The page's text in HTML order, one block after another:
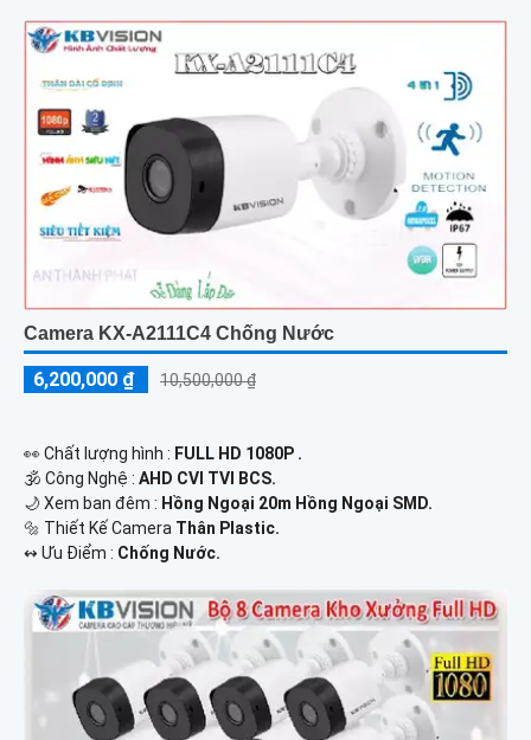
Camera KX-A2111C4 Chống Nước
6,200,000 ₫ 10,500,000 ₫
️👀 Chất lượng hình : FULL HD 1080P .
🕉️ Công Nghệ : AHD CVI TVI BCS.
🌙 Xem ban đêm : Hồng Ngoại 20m Hồng Ngoại SMD.
🔩 Thiết Kế Camera Thân Plastic.
️↭ Ưu Điểm : Chống Nước.